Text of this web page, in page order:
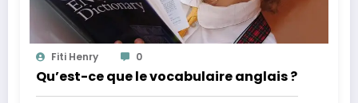
Fiti Henry 0
Qu’est-ce que le vocabulaire anglais ?